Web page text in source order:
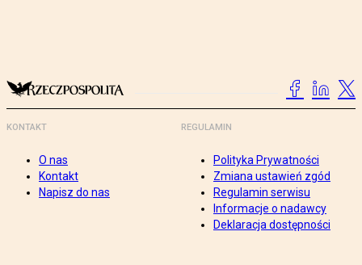
KONTAKT
O nas
Kontakt
Napisz do nas
REGULAMIN
Polityka Prywatności
Zmiana ustawień zgód
Regulamin serwisu
Informacje o nadawcy
Deklaracja dostępności